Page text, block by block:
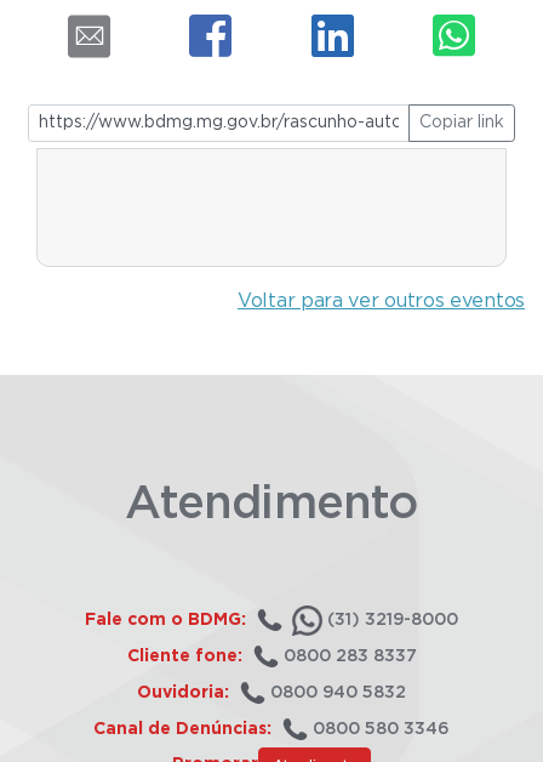
Copiar link
Voltar para ver outros eventos
Atendimento
Fale com o BDMG: (31) 3219-8000
Cliente fone: 0800 283 8337
Ouvidoria: 0800 940 5832
Canal de Denúncias: 0800 580 3346